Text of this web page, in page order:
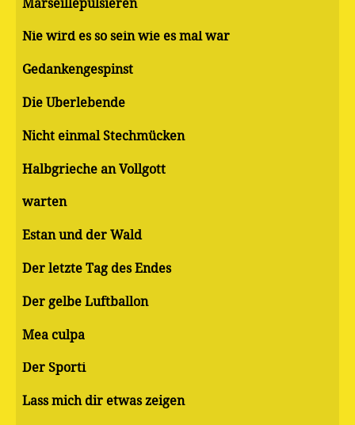
Marseillepulsieren
Nie wird es so sein wie es mal war
Gedankengespinst
Die Überlebende
Nicht einmal Stechmücken
Halbgrieche an Vollgott
warten
Estan und der Wald
Der letzte Tag des Endes
Der gelbe Luftballon
Mea culpa
Der Sporti
Lass mich dir etwas zeigen